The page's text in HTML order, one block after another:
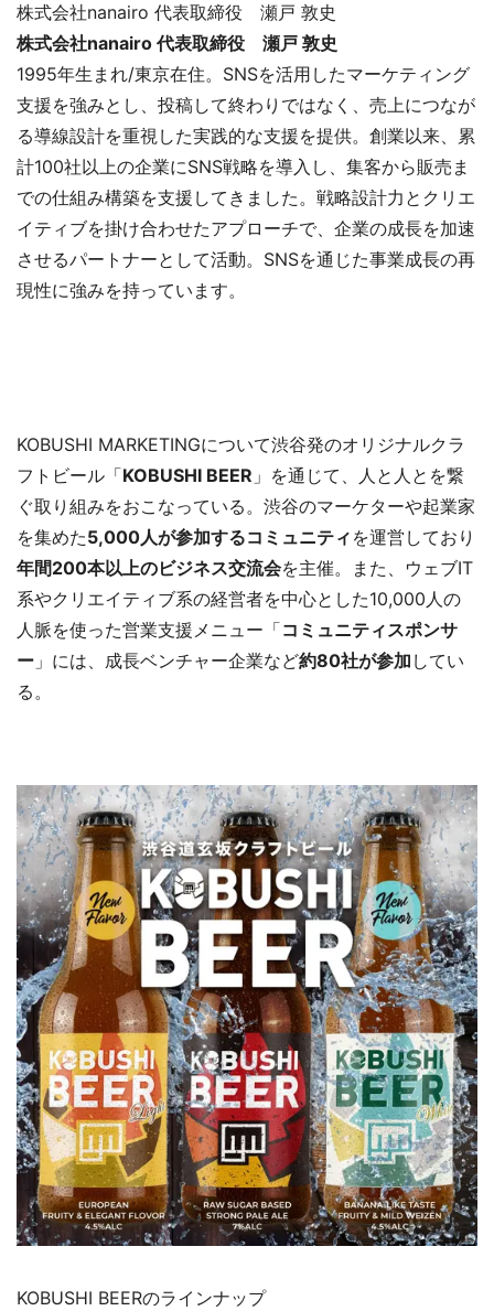
株式会社nanairo 代表取締役 瀬戸 敦史
株式会社nanairo 代表取締役 瀬戸 敦史
1995年生まれ/東京在住。SNSを活用したマーケティング
支援を強みとし、投稿して終わりではなく、売上につなが
る導線設計を重視した実践的な支援を提供。創業以来、累
計100社以上の企業にSNS戦略を導入し、集客から販売ま
での仕組み構築を支援してきました。戦略設計力とクリエ
イティブを掛け合わせたアプローチで、企業の成長を加速
させるパートナーとして活動。SNSを通じた事業成長の再
現性に強みを持っています。
KOBUSHI MARKETINGについて渋谷発のオリジナルクラ
フトビール「KOBUSHI BEER 」を通じて、人と人とを繋
ぐ取り組みをおこなっている。渋谷のマーケターや起業家
を集めた5,000人が参加するコミュニティ を運営しており
年間200本以上のビジネス交流会を主催。また、ウェブIT
系やクリエイティブ系の経営者を中心とした10,000人の
人脈を使った営業支援メニュー「コミュニティスポンサ
ー 」には、成長ベンチャー企業など約80社が参加 してい
る。
KOBUSHI BEERのラインナップ